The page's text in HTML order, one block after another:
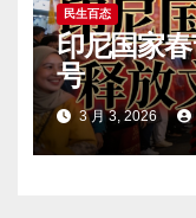
民生百态
印尼国家
号
3 月 3, 2026